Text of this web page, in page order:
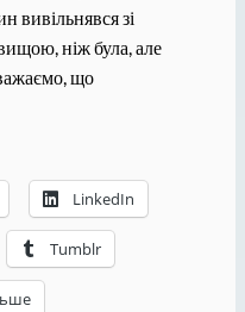
вивільнявся зі
ніж була, але
що
LinkedIn
Tumblr